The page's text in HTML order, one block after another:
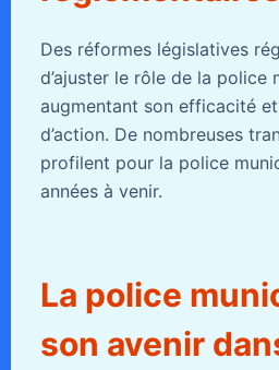
Des réformes législatives
d’ajuster le rôle de la police
augmentant son efficacité
d’action. De nombreuses
profilent pour la police
années à venir.
La police
son avenir